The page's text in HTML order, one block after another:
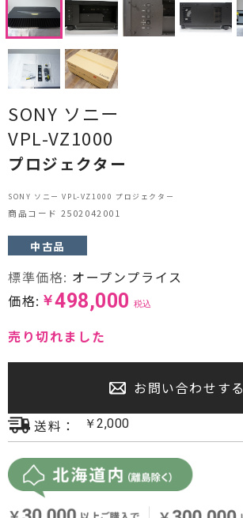
レコードプレーヤー
スピーカー
オーディオアクセサリー
ヘッドフォン・イヤホン
オーディオその他
プロジェクター・スクリーン
サウンドバー・アンプ内蔵型スピーカー
SONY ソニー
VPL-VZ1000
プロジェクター
SONY ソニー VPL-VZ1000 プロジェクター
商品コード 2502042001
中古品
標準価格: オープンプライス
価格: ￥498,000 税込
売り切れました
お問い合わせする
送料：
￥2,000